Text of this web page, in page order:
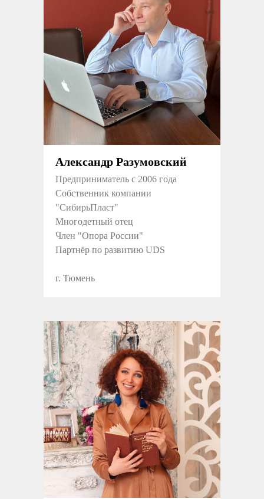
Александр Разумовский
Предприниматель с 2006 года
Собственник компании
"СибирьПласт"
Многодетный отец
Член "Опора России"
Партнёр по развитию UDS
г. Тюмень